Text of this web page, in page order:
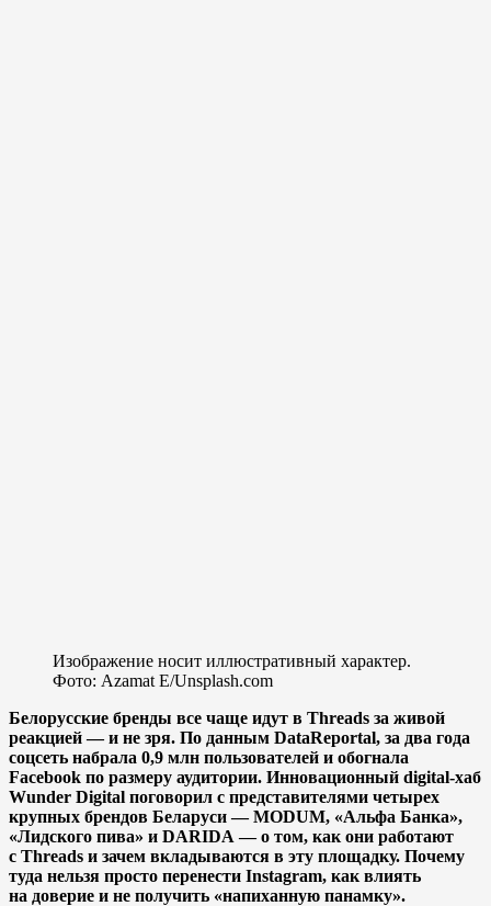
Изображение носит иллюстративный характер.
Фото: Azamat E/Unsplash.com
Белорусские бренды все чаще идут в Threads за живой
реакцией — и не зря. По данным DataReportal, за два года
соцсеть набрала 0,9 млн пользователей и обогнала
Facebook по размеру аудитории. Инновационный digital-хаб
Wunder Digital поговорил с представителями четырех
крупных брендов Беларуси — MODUM, «Альфа Банка»,
«Лидского пива» и DARIDA — о том, как они работают
с Threads и зачем вкладываются в эту площадку. Почему
туда нельзя просто перенести Instagram, как влиять
на доверие и не получить «напиханную панамку».